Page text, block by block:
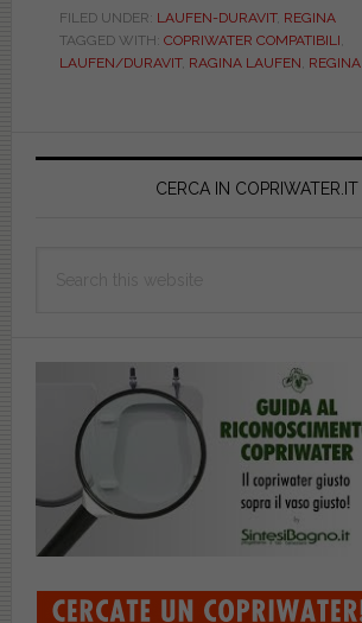
COMPATIBILE.
SOFT
CLOSE.
FILED UNDER: LAUFEN-DURAVIT, REGINA
TAGGED WITH: COPRIWATER COMPATIBILI
LAUFEN/DURAVIT, RAGINA LAUFEN REGINA
Primary
CERCA IN COPRIWATER.IT